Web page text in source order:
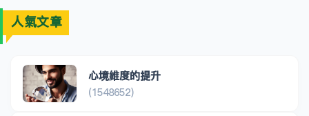
人氣文章
心境維度的提升
(1548652)